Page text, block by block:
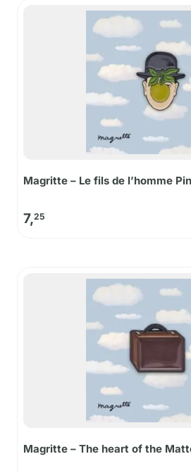
Magritte – Le fils de l’homme Pin
7,25
Magritte – The heart of the